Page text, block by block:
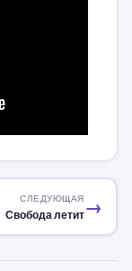
→
СЛЕДУЮЩАЯ
Свобода летит